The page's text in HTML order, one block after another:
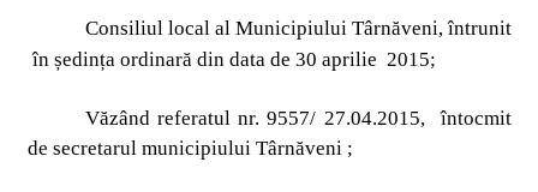
Consiliul local al Municipiului Târnăveni, întrunit
în ședința ordinară din data de 30 aprilie 2015;
Văzând referatul nr. 9557/ 27.04.2015,
întocmit
de secretarul municipiului Târnăveni ;